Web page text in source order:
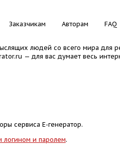
Заказчикам Авторам FAQ
людей со всего мира для
— для вас думает весь
сервиса Е-генератор.
логином и паролем.